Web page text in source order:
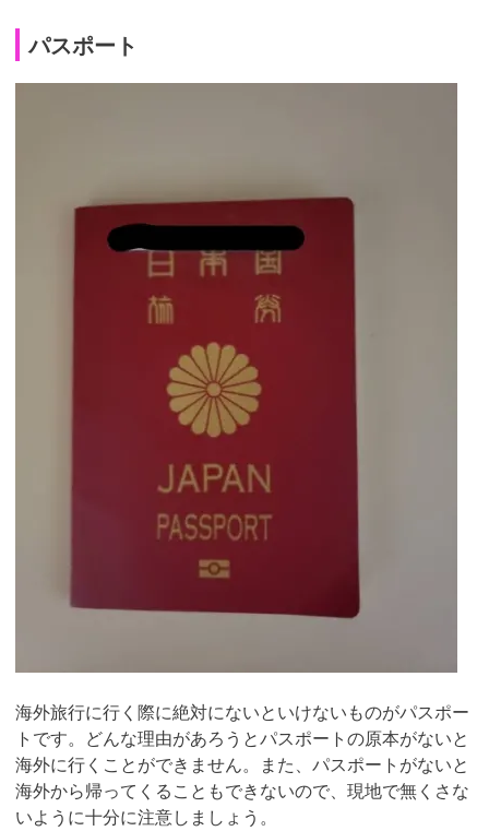
パスポート
海外旅行に行く際に絶対にないといけないものがパスポー
トです。どんな理由があろうとパスポートの原本がないと
海外に行くことができません。また、パスポートがないと
海外から帰ってくることもできないので、現地で無くさな
いように十分に注意しましょう。